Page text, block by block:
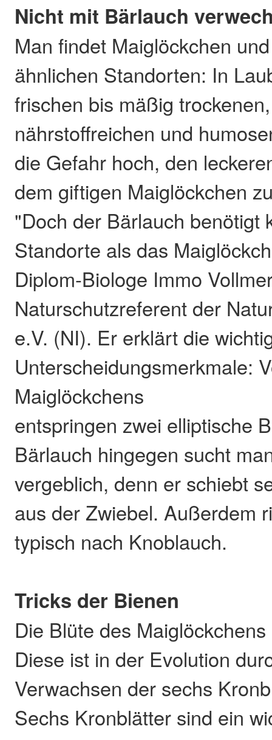
Nicht mit Bärlauch
Man findet Maiglöckchen
ähnlichen Standorten: In
frischen bis mäßig
nährstoffreichen und
die Gefahr hoch, den
dem giftigen Maiglöckchen
"Doch der Bärlauch benötigt
Standorte als das
Diplom-Biologe Immo
Naturschutzreferent der
e.V. (NI). Er erklärt die
Unterscheidungsmerkmale:
Maiglöckchens
entspringen zwei elliptische
Bärlauch hingegen sucht
vergeblich, denn er schiebt
aus der Zwiebel. Außerdem
typisch nach Knoblauch.
Tricks der Bienen
Die Blüte des
Diese ist in der Evolution
Verwachsen der sechs
Sechs Kronblätter sind ein